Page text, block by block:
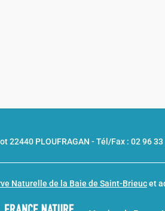
22440 PLOUFRAGAN -Tél/Fax : 02 96 33
Naturelle de la Baie de Saint-Brieucet